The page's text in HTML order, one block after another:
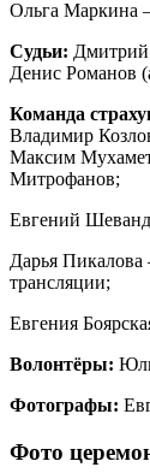
Ольга Маркина
Судьи: Дмитрий
Денис Романов
Команда
Владимир
Максим
Митрофанов;
Евгений
Дарья
трансляции;
Евгения
Волонтёры:
Фотографы:
Фото